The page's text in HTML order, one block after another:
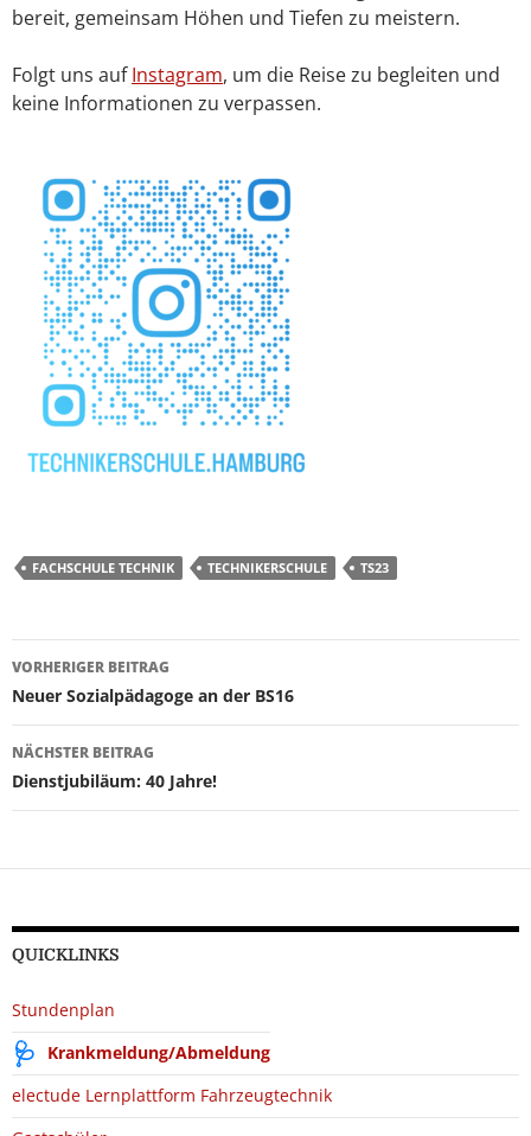
bereit, gemeinsam Höhen und Tiefen zu meistern.
Folgt uns aufInstagram, um die Reise zu begleiten und
keine Informationen zu verpassen.
FACHSCHULE TECHNIK TECHNIKERSCHULE TS23
Beitragsnavigation
VORHERIGER BEITRAG
Neuer Sozialpädagoge an der BS16
NÄCHSTER BEITRAG
Dienstjubiläum: 40 Jahre!
QUICKLINKS
Stundenplan
Krankmeldung/Abmeldung
electude Lernplattform Fahrzeugtechnik